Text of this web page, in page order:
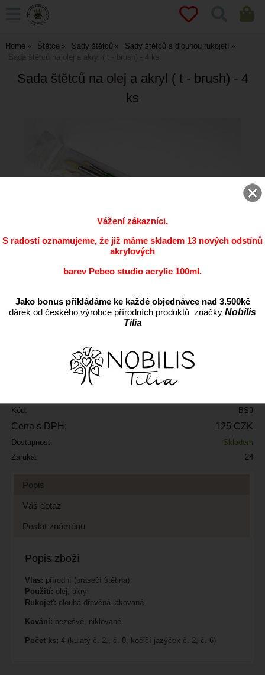
Home Štětce Sady štětců
Sady štětců s dlouhou rukojetí
Sada štětců na olej a akryl ( t - brush) - 4 ks
Sada štětců na olej a akryl ( t - brush) - 4
ks
ks
Kód: BS9
Cena s DPH: 125 CZK
Dostupnost:
Skladem
Záruka:
24
Popis
Váš dotaz
Poslat známénu
Popis zboží
Vlas: přírodní (prasečí štětina)
Použití: olej, akryl
Rukojeť: dlouhá dřevěná lakovaná
Kování: bezešvé, niklované
Počet ks: 4 (kulatý č. 2., č. 8, kočičí jazýček č. 2, č. 6)
Vážení zákazníci,
S radostí oznamujeme, že již máme skladem 13 nových odstínů
akrylových
barev Pebeo studio acrylic 100ml.
Jako bonus přikládáme ke každé objednávce nad 3.500kč
dárek od českého výrobce přírodních produktů značky Nobilis
Tilia